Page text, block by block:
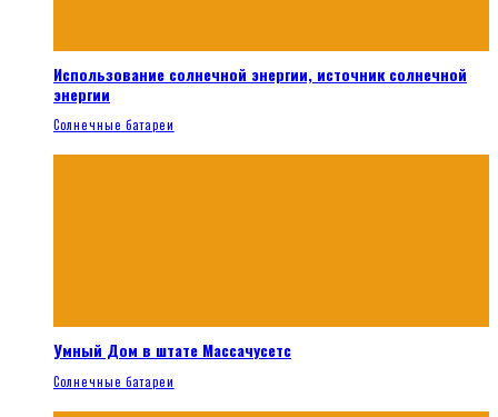
Использование солнечной энергии, источник солнечной
энергии
Солнечные батареи
Умный Дом в штате Массачусетс
Солнечные батареи